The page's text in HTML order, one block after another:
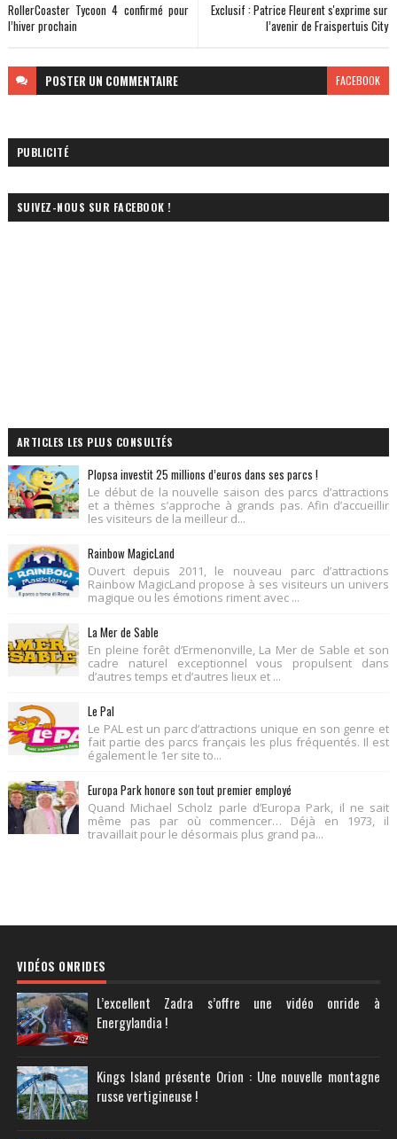
Exclusif : Patrice Fleurent s'exprime sur
l’avenir de Fraispertuis City
RollerCoaster Tycoon 4 confirmé pour
l’hiver prochain
POSTER UN COMMENTAIRE FACEBOOK
PUBLICITÉ
SUIVEZ-NOUS SUR FACEBOOK !
ARTICLES LES PLUS CONSULTÉS
Plopsa investit 25 millions d’euros dans ses parcs !
Le début de la nouvelle saison des parcs d’attractions
et a thèmes s’approche à grands pas. Afin d’accueillir
les visiteurs de la meilleur d...
Rainbow MagicLand
Ouvert depuis 2011, le nouveau parc d’attractions
Rainbow MagicLand propose à ses visiteurs un univers
magique ou les émotions riment avec ...
La Mer de Sable
En pleine forêt d’Ermenonville, La Mer de Sable et son
cadre naturel exceptionnel vous propulsent dans
d’autres temps et d’autres lieux et ...
Le Pal
Le PAL est un parc d’attractions unique en son genre et
fait partie des parcs français les plus fréquentés. Il est
également le 1er site to...
Europa Park honore son tout premier employé
Quand Michael Scholz parle d’Europa Park, il ne sait
même pas par où commencer… Déjà en 1973, il
travaillait pour le désormais plus grand pa...
VIDÉOS ONRIDES
L’excellent Zadra s’offre une vidéo onride à
Energylandia !
Kings Island présente Orion : Une nouvelle montagne
russe vertigineuse !